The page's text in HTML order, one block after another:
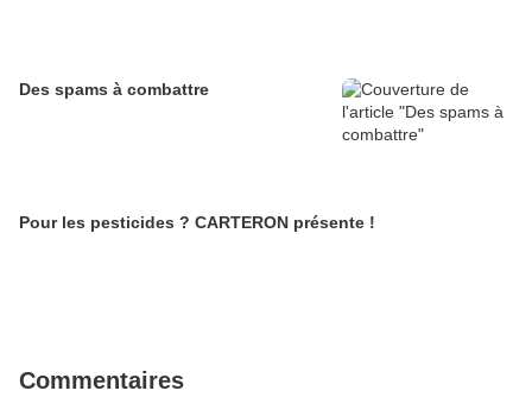
Des spams à combattre
Pour les pesticides ? CARTERON présente !
Commentaires